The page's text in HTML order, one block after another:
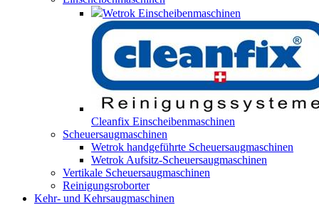
Wetrok Einscheibenmaschinen
Cleanfix Einscheibenmaschinen
Scheuersaugmaschinen
Wetrok handgeführte Scheuersaugmaschinen
Wetrok Aufsitz-Scheuersaugmaschinen
Vertikale Scheuersaugmaschinen
Reinigungsroborter
Kehr- und Kehrsaugmaschinen